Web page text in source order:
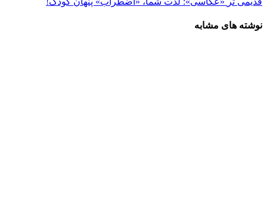
نوشته های مشابه